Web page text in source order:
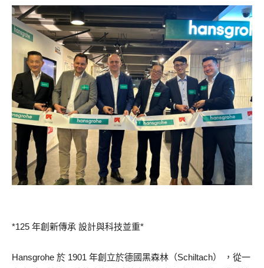
*125 年創新傳承 設計與科技並重*
Hansgrohe 於 1901 年創立於德國黑森林（Schiltach） ，從一